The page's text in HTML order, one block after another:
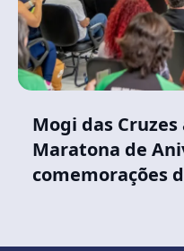
Mogi das
Maratona de
comemorações